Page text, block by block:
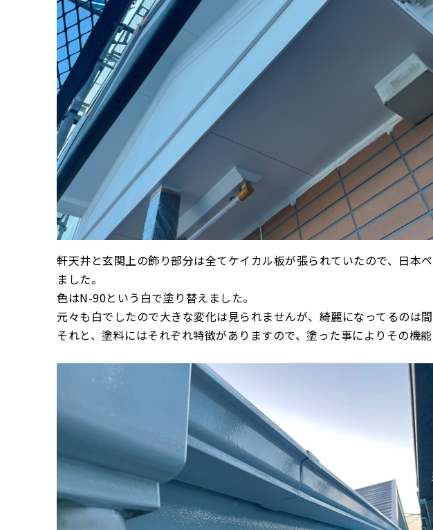
軒天井と玄関上の飾り部分は全てケイカル板が張られていたので、日本
ました。
色はN-90という白で塗り替えました。
元々も白でしたので大きな変化は見られませんが、綺麗になってるのは間
それと、塗料にはそれぞれ特徴がありますので、塗った事によりその機